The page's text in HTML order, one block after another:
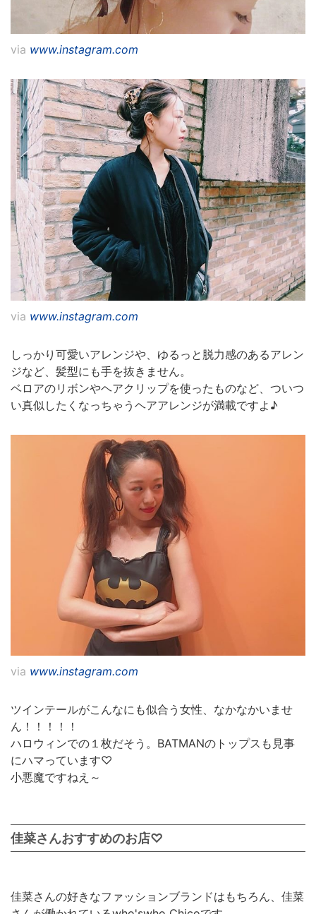
via www.instagram.com
via www.instagram.com
しっかり可愛いアレンジや、ゆるっと脱力感のあるアレン
ジなど、髪型にも手を抜きません。
ベロアのリボンやヘアクリップを使ったものなど、ついつ
い真似したくなっちゃうヘアアレンジが満載ですよ♪
via www.instagram.com
ツインテールがこんなにも似合う女性、なかなかいませ
ん！！！！！
ハロウィンでの１枚だそう。BATMANのトップスも見事
にハマっています♡
小悪魔ですねえ～
佳菜さんおすすめのお店♡
佳菜さんの好きなファッションブランドはもちろん、佳菜